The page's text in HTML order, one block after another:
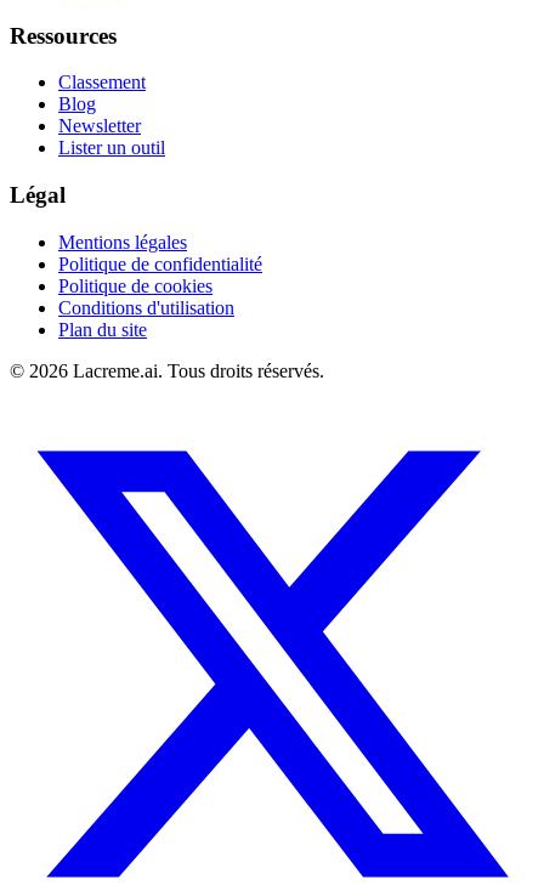
Ressources
Classement
Blog
Newsletter
Lister un outil
Légal
Mentions légales
Politique de confidentialité
Politique de cookies
Conditions d'utilisation
Plan du site
© 2026 Lacreme.ai. Tous droits réservés.